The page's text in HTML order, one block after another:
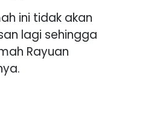
ini tidak akan
lagi sehingga
Rayuan